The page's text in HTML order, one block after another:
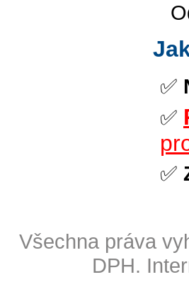
✅
✅
✅
Všechna práva
DPH.